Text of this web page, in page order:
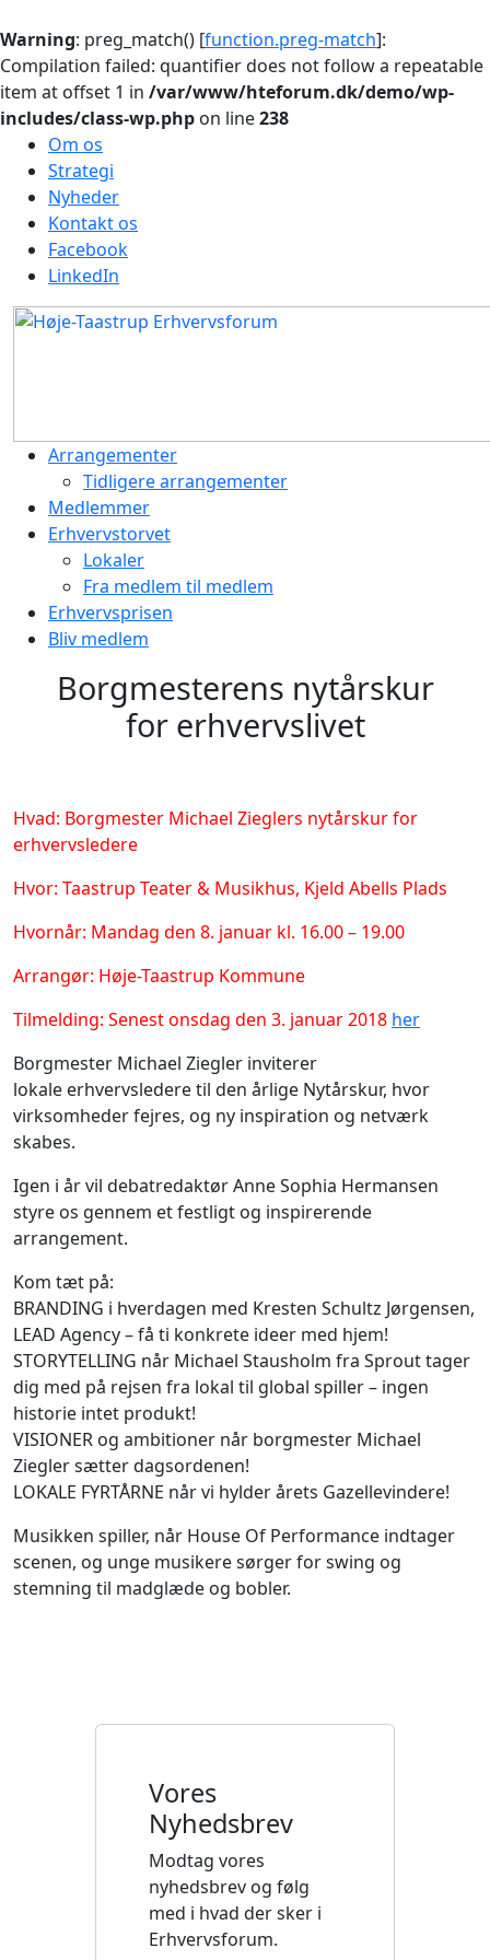
Warning: preg_match() [function.preg-match]:
Compilation failed: quantifier does not follow a repeatable
item at offset 1 in /var/www/hteforum.dk/demo/wp-
includes/class-wp.php on line238
Om os
Strategi
Nyheder
Kontakt os
Facebook
LinkedIn
Arrangementer
Tidligere arrangementer
Medlemmer
Erhvervstorvet
Lokaler
Fra medlem til medlem
Erhvervsprisen
Bliv medlem
Borgmesterens nytårskur
for erhvervslivet
Hvad: Borgmester Michael Zieglers nytårskur for
erhvervsledere
Hvor: Taastrup Teater & Musikhus, Kjeld Abells Plads
Hvornår: Mandag den 8. januar kl. 16.00 – 19.00
Arrangør: Høje-Taastrup Kommune
Tilmelding: Senest onsdag den 3. januar 2018 her
Borgmester Michael Ziegler inviterer
lokale erhvervsledere til den årlige Nytårskur, hvor
virksomheder fejres, og ny inspiration og netværk
skabes.
Igen i år vil debatredaktør Anne Sophia Hermansen
styre os gennem et festligt og inspirerende
arrangement.
Kom tæt på:
BRANDING i hverdagen med Kresten Schultz Jørgensen,
LEAD Agency – få ti konkrete ideer med hjem!
STORYTELLING når Michael Stausholm fra Sprout tager
dig med på rejsen fra lokal til global spiller – ingen
historie intet produkt!
VISIONER og ambitioner når borgmester Michael
Ziegler sætter dagsordenen!
LOKALE FYRTÅRNE når vi hylder årets Gazellevindere!
Musikken spiller, når House Of Performance indtager
scenen, og unge musikere sørger for swing og
stemning til madglæde og bobler.
Vores
Nyhedsbrev
Modtag vores
nyhedsbrev og følg
med i hvad der sker i
Erhvervsforum.